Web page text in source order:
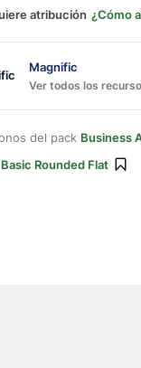
atribución ¿Cómo
Magnific
Ver todos los
del pack Business
Basic Rounded Flat